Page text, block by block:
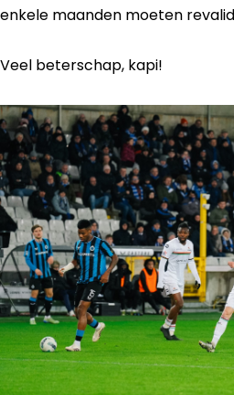
enkele maanden moeten
Veel beterschap, kapi!